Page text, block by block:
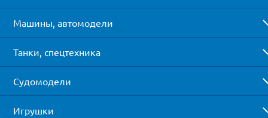
Машины, автомодели
Танки, спецтехника
Судомодели
Игрушки